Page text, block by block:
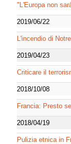
"L'Europa non
2019/06/22
L'incendio di
2019/04/23
Criticare il
2018/10/08
Francia: Presto
2018/04/19
Pulizia etnica in